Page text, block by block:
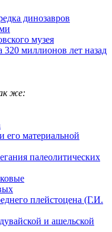
динозавров
музея
миллионов лет назад
же:
его материальной
палеолитических
плейстоцена (Г.И.
и ашельской